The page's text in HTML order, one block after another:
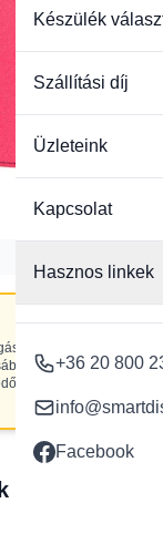
Készülék
Szállítási díj
Üzleteink
Kapcsolat
Hasznos linkek
+36 20 800
Facebook
NE
szereplő